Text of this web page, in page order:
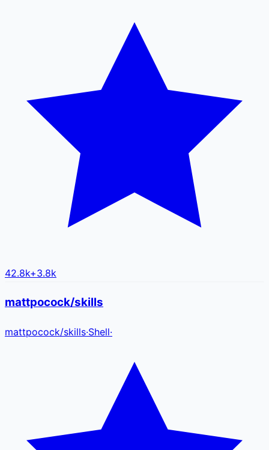
42.8k+3.8k
mattpocock/skills
mattpocock/skills·Shell·